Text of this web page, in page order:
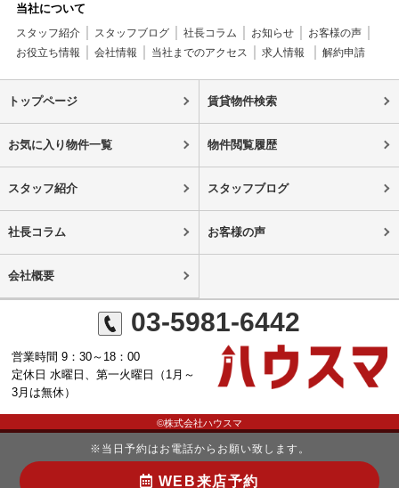
当社について
スタッフ紹介 スタッフブログ 社長コラム お知らせ
お客様の声
お役立ち情報
会社情報 当社までのアクセス 求人情報 解約申請
トップページ 賃貸物件検索
お気に入り物件一覧 物件閲覧履歴
スタッフ紹介 スタッフブログ
社長コラム お客様の声
会社概要
03-5981-6442
営業時間 9：30～18：00
定休日 水曜日、第一火曜日（1月～
3月は無休）
©株式会社ハウスマ
※当日予約はお電話からお願い致します。
WEB来店予約